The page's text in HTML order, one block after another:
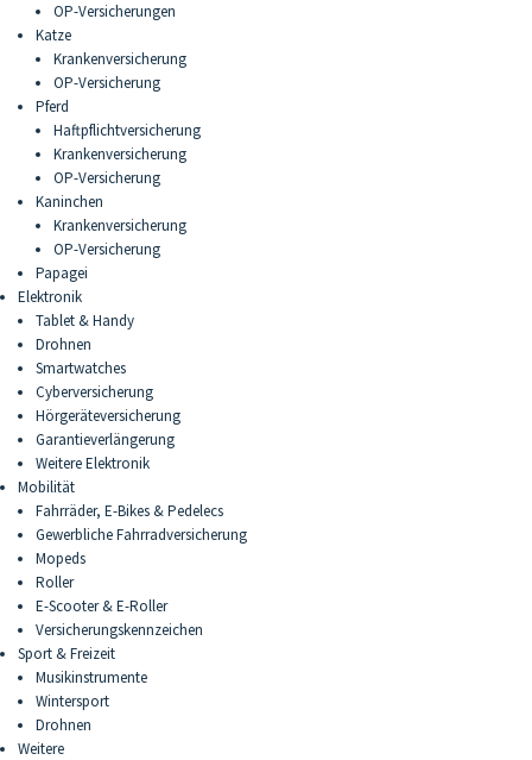
OP-Versicherungen
Katze
Krankenversicherung
OP-Versicherung
Pferd
Haftpflichtversicherung
Krankenversicherung
OP-Versicherung
Kaninchen
Krankenversicherung
OP-Versicherung
Papagei
Elektronik
Tablet & Handy
Drohnen
Smartwatches
Cyberversicherung
Hörgeräteversicherung
Garantieverlängerung
Weitere Elektronik
Mobilität
Fahrräder, E-Bikes & Pedelecs
Gewerbliche Fahrradversicherung
Mopeds
Roller
E-Scooter & E-Roller
Versicherungskennzeichen
Sport & Freizeit
Musikinstrumente
Wintersport
Drohnen
Weitere